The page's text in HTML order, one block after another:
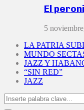
El
5
LA PATRIA
MUNDO
JAZZ Y
“SIN RED”
JAZZ
Search
for: